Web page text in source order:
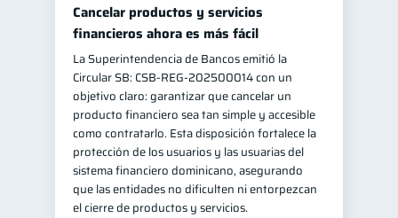
Cancelar productos y servicios
financieros ahora es más fácil
La Superintendencia de Bancos emitió la
Circular SB: CSB‑REG‑202500014 con un
objetivo claro: garantizar que cancelar un
producto financiero sea tan simple y accesible
como contratarlo. Esta disposición fortalece la
protección de los usuarios y las usuarias del
sistema financiero dominicano, asegurando
que las entidades no dificulten ni entorpezcan
el cierre de productos y servicios.